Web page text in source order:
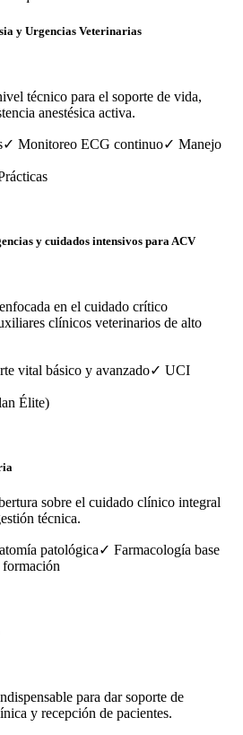
y Urgencias Veterinarias
técnico para el soporte de vida,
anestésica activa.
✓ Monitoreo ECG continuo✓ Manejo
y cuidados intensivos para ACV
en el cuidado crítico
clínicos veterinarios de alto
vital básico y avanzado✓ UCI
Élite)
sobre el cuidado clínico integral
técnica.
patológica✓ Farmacología base
formación
para dar soporte de
y recepción de pacientes.